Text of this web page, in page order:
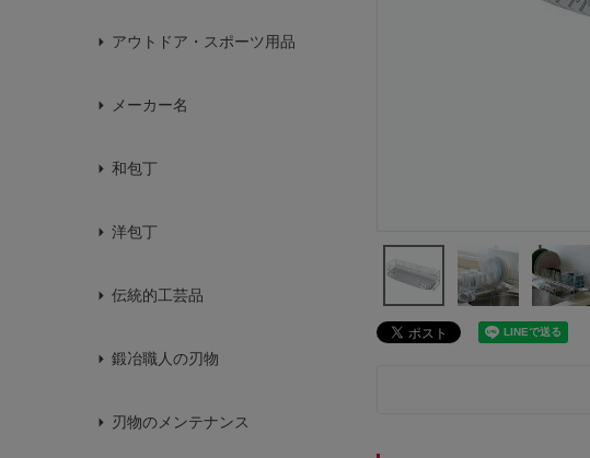
アウトドア・スポーツ用品
メーカー名
和包丁
洋包丁
伝統的工芸品
鍛冶職人の刃物
刃物のメンテナンス